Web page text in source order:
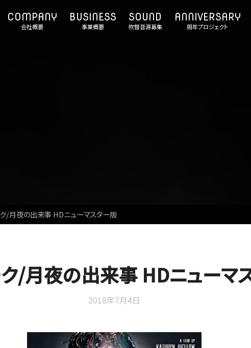
会社概要 事業概要 吹替音源募集 周年プロジェクト
ク/月夜の出来事 HDニューマスター版
ク/月夜の出来事 HDニューマ
2018年7月4日